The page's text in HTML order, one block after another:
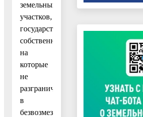
земельных
участков,
государственная
собственность
на
которые
не
разграничена,
в
безвозмездное